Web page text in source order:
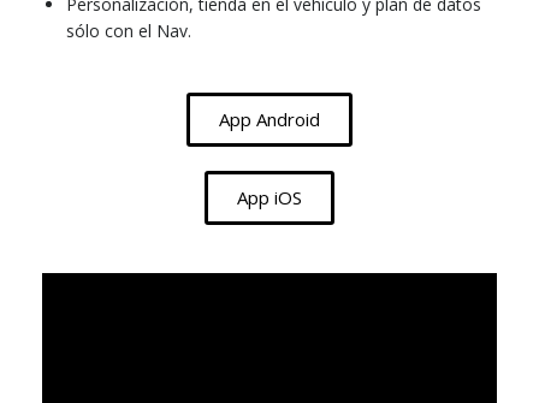
Personalización, tienda en el vehículo y plan de datos
sólo con el Nav.
App Android
App iOS